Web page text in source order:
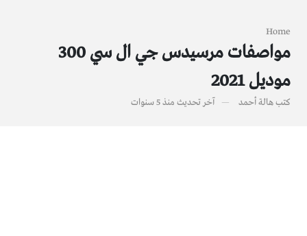
Home
مواصفات مرسيدس جي ال سي 300
موديل 2021
كتبهالة أحمد آخر تحديث منذ 5 سنوات